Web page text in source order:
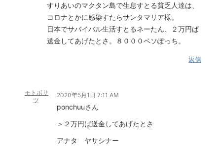
すりあいのマクタン島で生息すとる貧乏人達は、
コロナとかに感染すたらサンタマリア様。
日本でサバイバル生活すとるネーたん、２万円ば
送金してあげたとさ。８０００ペソぽっち。
返信
モトボサ
ツ
2020年5月1日 7:11 AM
ponchuuさん
＞２万円ば送金してあげたとさ
アナタ ヤサシナー